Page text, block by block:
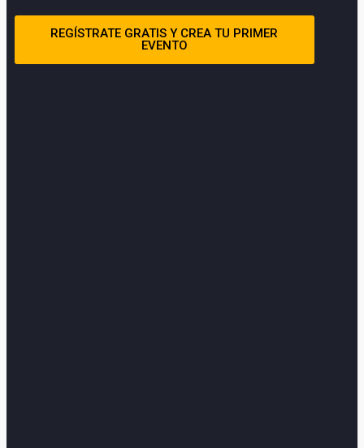
REGÍSTRATE GRATIS Y CREA TU PRIMER
EVENTO